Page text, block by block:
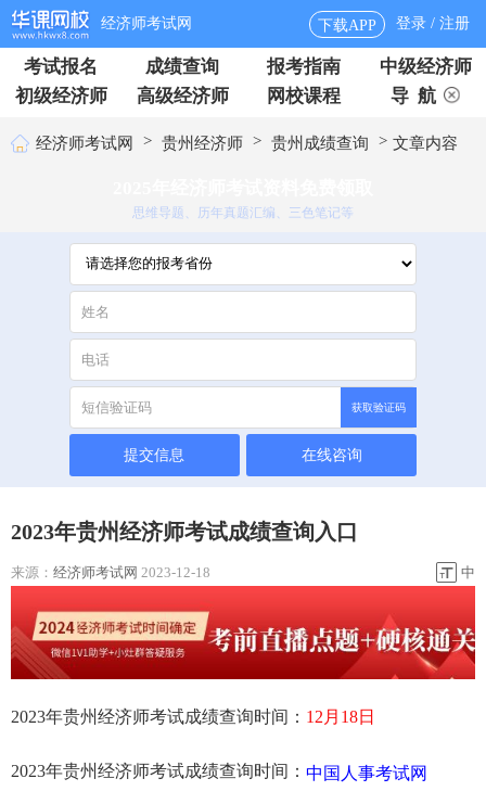
经济师考试网 下载APP 登录 / 注册
考试报名 成绩查询 报考指南
中级经济师
初级经济师
高级经济师 网校课程 导 航
经济师考试网 > 贵州经济师 > 贵州成绩查询 > 文章内容
思维导题、历年真题汇编、三色笔记等
获取验证码
提交信息 在线咨询
2023年贵州经济师考试成绩查询入口
来源： 经济师考试网 2023-12-18 中
2023年贵州经济师考试成绩查询时间： 12月18日
2023年贵州经济师考试成绩查询时间： 中国人事考试网